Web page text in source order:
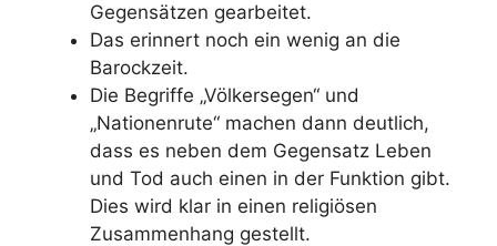
Gegensätzen gearbeitet.
Das erinnert noch ein wenig an die
Barockzeit.
Die Begriffe „Völkersegen“ und
„Nationenrute“ machen dann deutlich,
dass es neben dem Gegensatz Leben
und Tod auch einen in der Funktion gibt.
Dies wird klar in einen religiösen
Zusammenhang gestellt.